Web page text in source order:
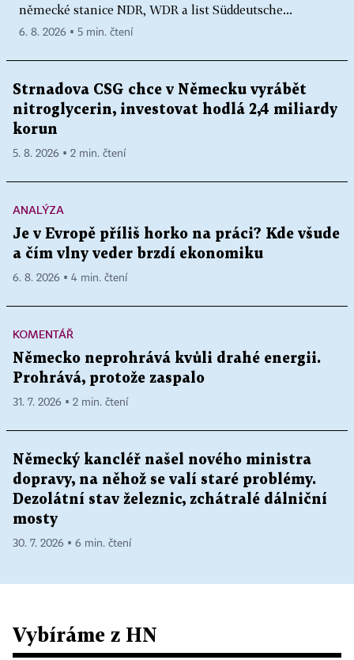
německé stanice NDR, WDR a list Süddeutsche...
6. 8. 2026 ▪ 5 min. čtení
Strnadova CSG chce v Německu vyrábět
nitroglycerin, investovat hodlá 2,4 miliardy
korun
5. 8. 2026 ▪ 2 min. čtení
ANALÝZA
Je v Evropě příliš horko na práci? Kde všude
a čím vlny veder brzdí ekonomiku
6. 8. 2026 ▪ 4 min. čtení
KOMENTÁŘ
Německo neprohrává kvůli drahé energii.
Prohrává, protože zaspalo
31. 7. 2026 ▪ 2 min. čtení
Německý kancléř našel nového ministra
dopravy, na něhož se valí staré problémy.
Dezolátní stav železnic, zchátralé dálniční
mosty
30. 7. 2026 ▪ 6 min. čtení
Vybíráme z HN